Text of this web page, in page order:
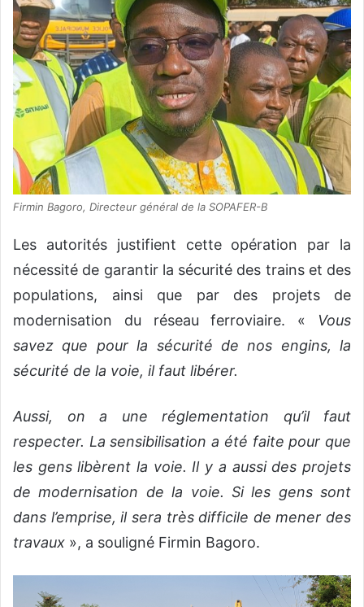
Firmin Bagoro, Directeur général de la SOPAFER-B
Les autorités justifient cette opération par la
nécessité de garantir la sécurité des trains et des
populations, ainsi que par des projets de
modernisation du réseau ferroviaire. « Vous
savez que pour la sécurité de nos engins, la
sécurité de la voie, il faut libérer.
Aussi, on a une réglementation qu’il faut
respecter. La sensibilisation a été faite pour que
les gens libèrent la voie. Il y a aussi des projets
de modernisation de la voie. Si les gens sont
dans l’emprise, il sera très difficile de mener des
travaux », a souligné Firmin Bagoro.